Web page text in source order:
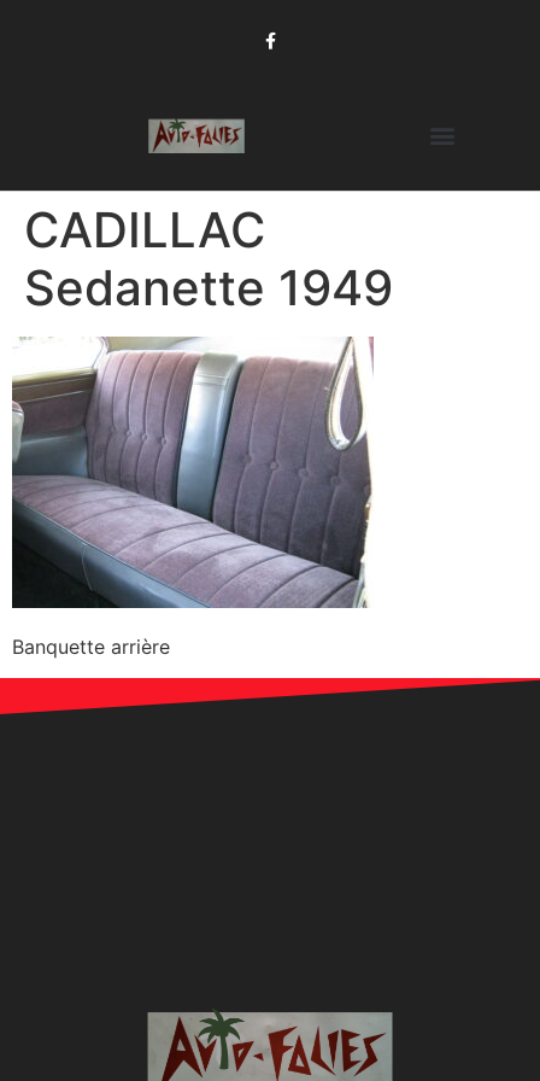
CADILLAC
Sedanette 1949
Banquette arrière